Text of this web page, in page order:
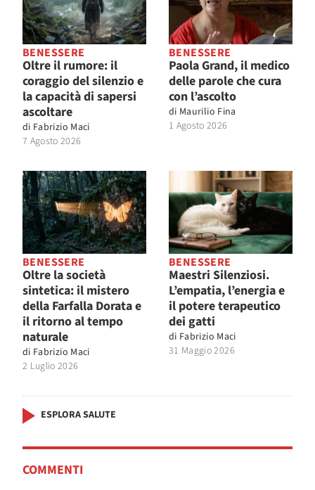
BENESSERE
Oltre il rumore: il
coraggio del silenzio e
la capacità di sapersi
ascoltare
di Fabrizio Maci
7 Agosto 2026
BENESSERE
Paola Grand, il medico
delle parole che cura
con l’ascolto
di Maurilio Fina
1 Agosto 2026
BENESSERE
Oltre la società
sintetica: il mistero
della Farfalla Dorata e
il ritorno al tempo
naturale
di Fabrizio Maci
2 Luglio 2026
BENESSERE
Maestri Silenziosi.
L’empatia, l’energia e
il potere terapeutico
dei gatti
di Fabrizio Maci
31 Maggio 2026
ESPLORA SALUTE
COMMENTI